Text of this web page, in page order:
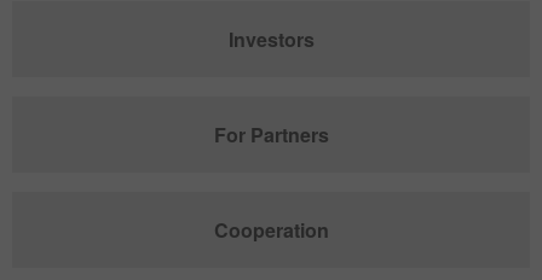
Investors
For Partners
Cooperation